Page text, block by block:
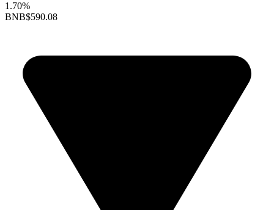
1.70%
BNB$590.08